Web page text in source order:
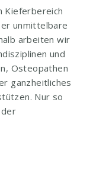
Kieferbereich
unmittelbare
arbeiten wir
und
Osteopathen
ganzheitliches
Nur so